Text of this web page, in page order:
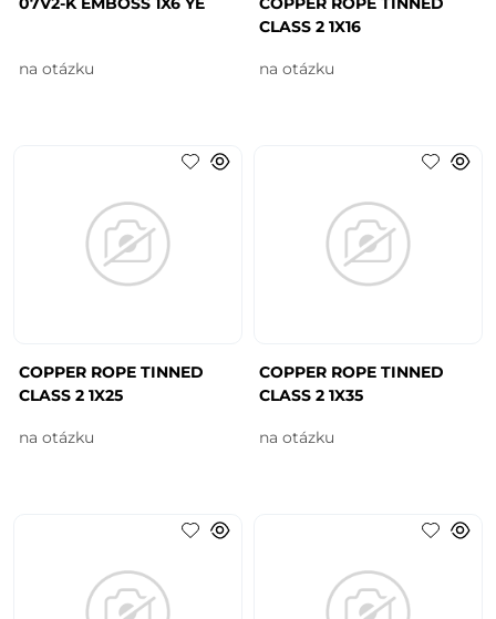
na otázku
CLASS 2 1X16
na otázku
COPPER ROPE TINNED
CLASS 2 1X25
na otázku
COPPER ROPE TINNED
CLASS 2 1X35
na otázku